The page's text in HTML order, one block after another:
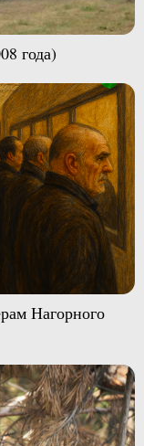
года)
Нагорного